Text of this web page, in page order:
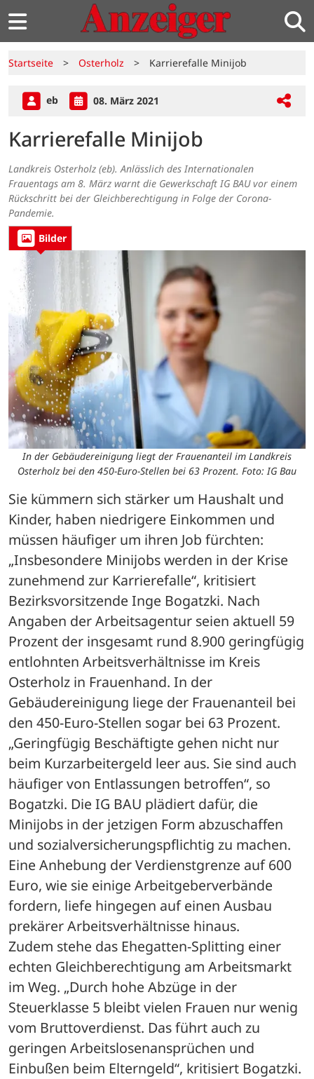
Startseite > Osterholz > Karrierefalle Minijob
eb 08. März 2021
Karrierefalle Minijob
Landkreis Osterholz (eb). Anlässlich des Internationalen
Frauentags am 8. März warnt die Gewerkschaft IG BAU vor einem
Rückschritt bei der Gleichberechtigung in Folge der Corona-
Pandemie.
Bilder
In der Gebäudereinigung liegt der Frauenanteil im Landkreis
Osterholz bei den 450-Euro-Stellen bei 63 Prozent. Foto: IG Bau
Sie kümmern sich stärker um Haushalt und
Kinder, haben niedrigere Einkommen und
müssen häufiger um ihren Job fürchten:
„Insbesondere Minijobs werden in der Krise
zunehmend zur Karrierefalle“, kritisiert
Bezirksvorsitzende Inge Bogatzki. Nach
Angaben der Arbeitsagentur seien aktuell 59
Prozent der insgesamt rund 8.900 geringfügig
entlohnten Arbeitsverhältnisse im Kreis
Osterholz in Frauenhand. In der
Gebäudereinigung liege der Frauenanteil bei
den 450-Euro-Stellen sogar bei 63 Prozent.
„Geringfügig Beschäftigte gehen nicht nur
beim Kurzarbeitergeld leer aus. Sie sind auch
häufiger von Entlassungen betroffen“, so
Bogatzki. Die IG BAU plädiert dafür, die
Minijobs in der jetzigen Form abzuschaffen
und sozialversicherungspflichtig zu machen.
Eine Anhebung der Verdienstgrenze auf 600
Euro, wie sie einige Arbeitgeberverbände
fordern, liefe hingegen auf einen Ausbau
prekärer Arbeitsverhältnisse hinaus.
Zudem stehe das Ehegatten-Splitting einer
echten Gleichberechtigung am Arbeitsmarkt
im Weg. „Durch hohe Abzüge in der
Steuerklasse 5 bleibt vielen Frauen nur wenig
vom Bruttoverdienst. Das führt auch zu
geringen Arbeitslosenansprüchen und
Einbußen beim Elterngeld“, kritisiert Bogatzki.